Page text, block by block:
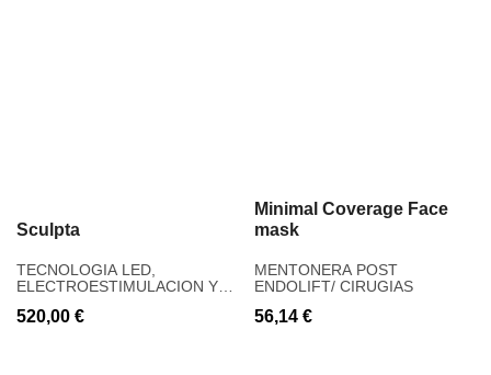
Sculpta
TECNOLOGIA LED,
ELECTROESTIMULACION Y
520,00 €
Minimal Coverage Face
mask
MENTONERA POST
ENDOLIFT/ CIRUGIAS
56,14€